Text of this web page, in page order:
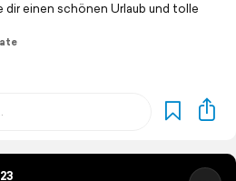
dir einen schönen Urlaub und tolle